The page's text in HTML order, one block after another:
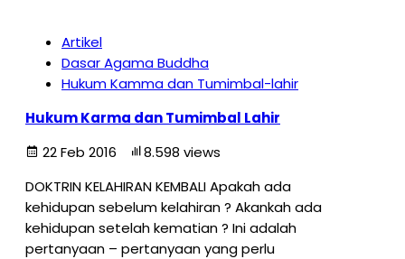
Artikel
Dasar Agama Buddha
Hukum Kamma dan Tumimbal-lahir
Hukum Karma dan Tumimbal Lahir
22 Feb 2016
8.598 views
DOKTRIN KELAHIRAN KEMBALI Apakah ada
kehidupan sebelum kelahiran ? Akankah ada
kehidupan setelah kematian ? Ini adalah
pertanyaan – pertanyaan yang perlu